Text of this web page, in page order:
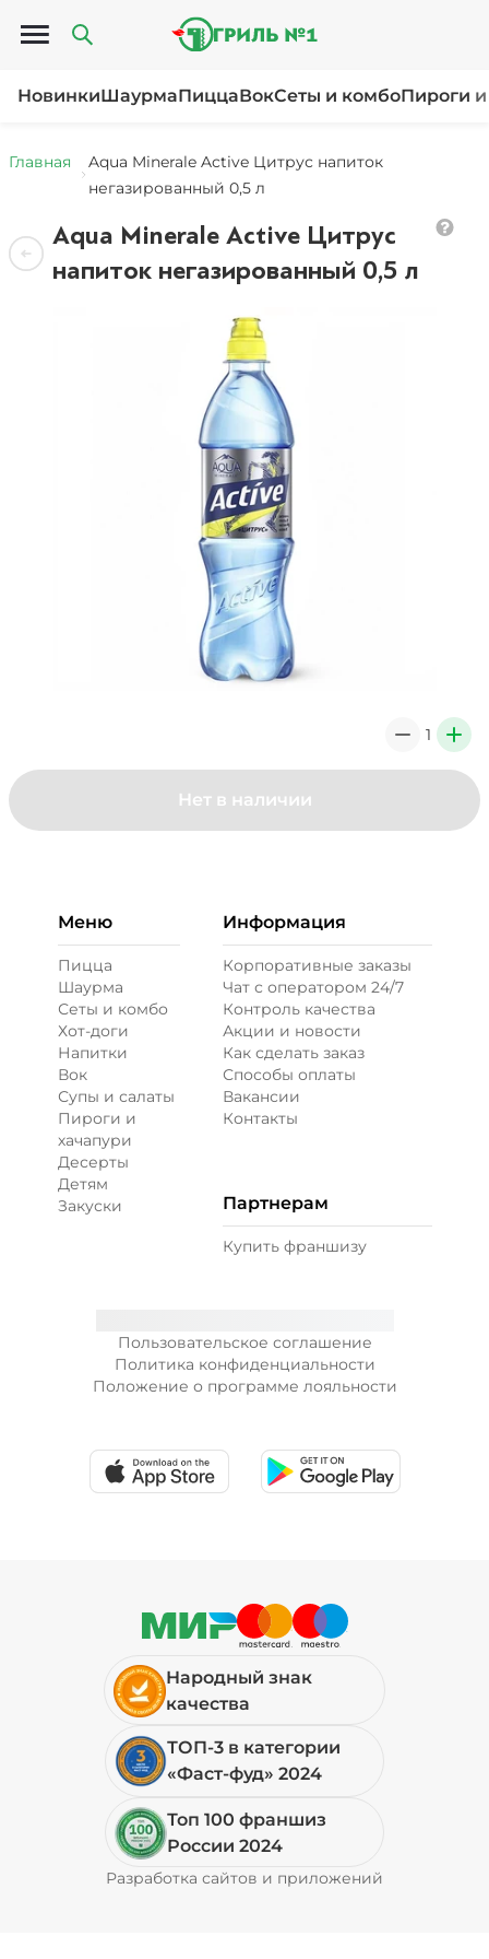
Открыть меню
НовинкиШаурмаПиццаВокСеты и комбоПироги
Главная
Aqua Minerale Active Цитрус напиток
негазированный 0,5 л
Aqua Minerale Active Цитрус
напиток негазированный 0,5 л
1 +
Нет в наличии
Пользовательское соглашение
Политика конфиденциальности
Положение о программе лояльности
Меню
Пицца
Шаурма
Сеты и комбо
Хот-доги
Напитки
Вок
Супы и салаты
Пироги и
хачапури
Десерты
Детям
Закуски
Информация
Корпоративные заказы
Чат с оператором 24/7
Контроль качества
Акции и новости
Как сделать заказ
Способы оплаты
Вакансии
Контакты
Партнерам
Купить франшизу
Народный знак
качества
ТОП-3 в категории
«Фаст-фуд» 2024
Топ 100 франшиз
России 2024
Разработка сайтов и приложений
Pyrobyte